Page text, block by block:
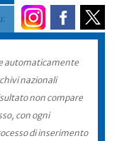
automaticamente
nazionali
non compare
con ogni
di inserimento